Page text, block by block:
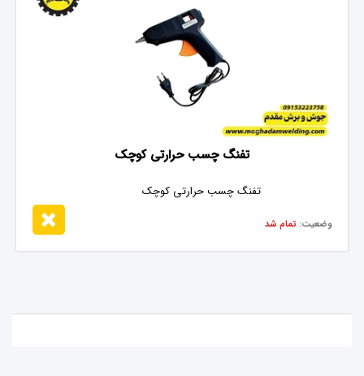
تفنگ چسب حرارتی کوچک
تفنگ چسب حرارتی کوچک
وضعیت: تمام شد